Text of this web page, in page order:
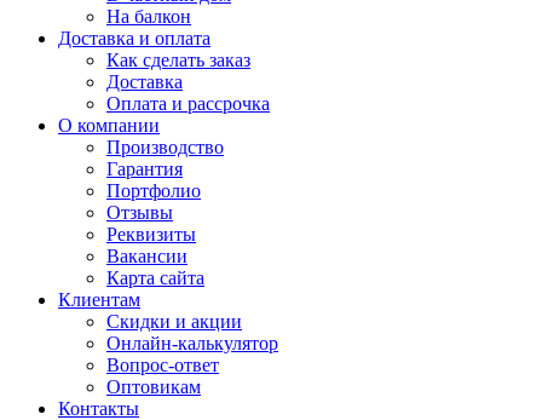
На балкон
Доставка и оплата
Как сделать заказ
Доставка
Оплата и рассрочка
О компании
Производство
Гарантия
Портфолио
Отзывы
Реквизиты
Вакансии
Карта сайта
Клиентам
Скидки и акции
Онлайн-калькулятор
Вопрос-ответ
Оптовикам
Контакты